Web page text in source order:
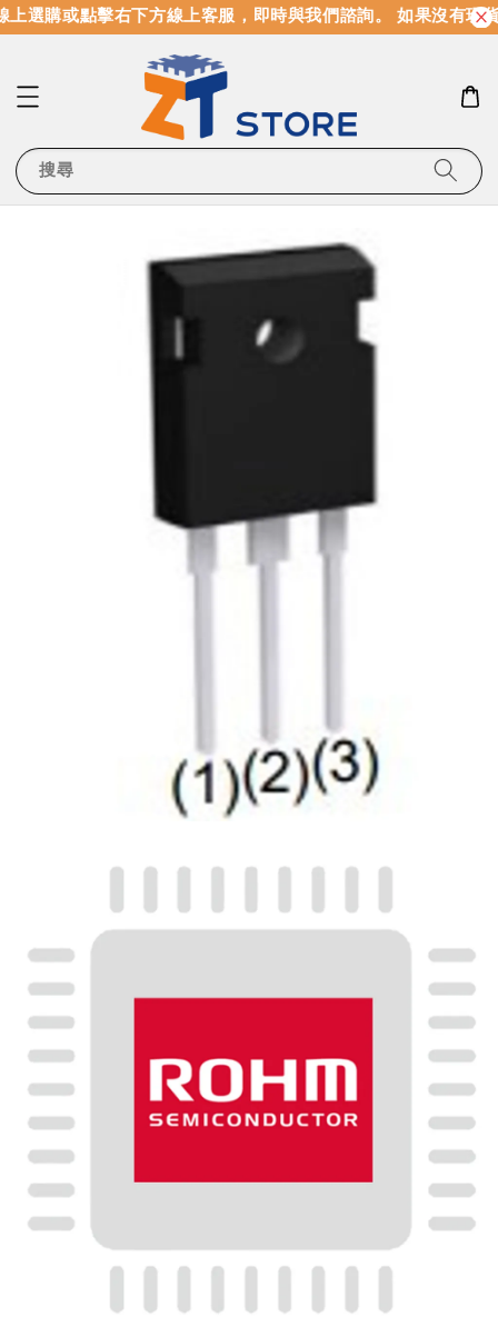
選購或點擊右下方線上客服，即時與我們諮詢。 如果沒有現
搜尋